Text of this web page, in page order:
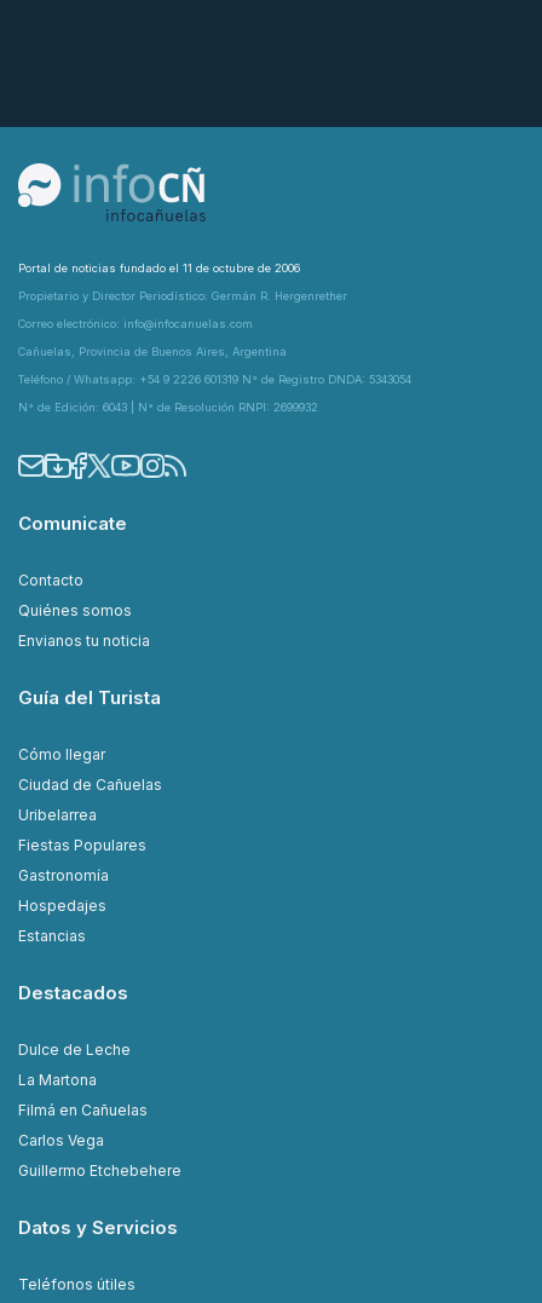
Portal de noticias fundado el 11 de octubre de 2006
Propietario y Director Periodístico: Germán R. Hergenrether
Correo electrónico: info@infocanuelas.com
Cañuelas, Provincia de Buenos Aires, Argentina
Teléfono / Whatsapp: +54 9 2226 601319 N° de Registro DNDA: 5343054
N° de Edición: 6043 | N° de Resolución RNPI: 2699932
Comunicate
Contacto
Quiénes somos
Envianos tu noticia
Guía del Turista
Cómo llegar
Ciudad de Cañuelas
Uribelarrea
Fiestas Populares
Gastronomía
Hospedajes
Estancias
Destacados
Dulce de Leche
La Martona
Filmá en Cañuelas
Carlos Vega
Guillermo Etchebehere
Datos y Servicios
Teléfonos útiles